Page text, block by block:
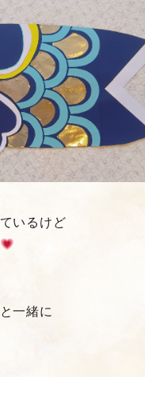
いるけど
一緒に